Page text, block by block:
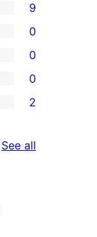
9
0
0
0
2
See all